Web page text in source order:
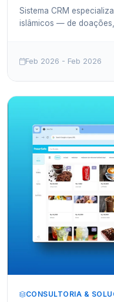
Sistema CRM
islâmicos — de
Feb 2026 - Feb 2026
CONSULTORIA &